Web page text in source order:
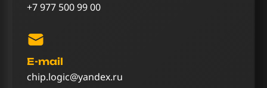
+7 977 500 99 00
E-mail
chip.logic@yandex.ru